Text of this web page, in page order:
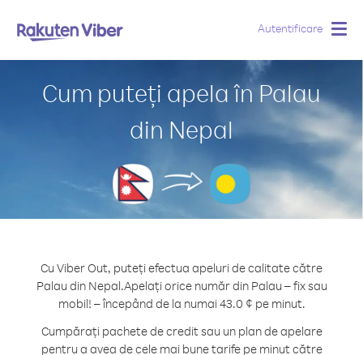
Autentificare
Cum puteți apela în Palau
din Nepal
Cu Viber Out, puteți efectua apeluri de calitate către
Palau din Nepal.Apelați orice număr din Palau – fix sau
mobil! – începând de la numai 43.0 ¢ pe minut.
Cumpărați pachete de credit sau un plan de apelare
pentru a avea de cele mai bune tarife pe minut către